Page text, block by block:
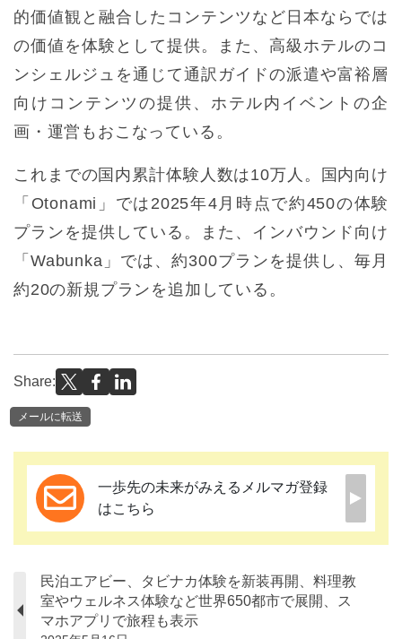
的価値観と融合したコンテンツなど日本ならでは
の価値を体験として提供。また、高級ホテルのコ
ンシェルジュを通じて通訳ガイドの派遣や富裕層
向けコンテンツの提供、ホテル内イベントの企
画・運営もおこなっている。
これまでの国内累計体験人数は10万人。国内向け
「Otonami」では2025年4月時点で約450の体験
プランを提供している。また、インバウンド向け
「Wabunka」では、約300プランを提供し、毎月
約20の新規プランを追加している。
Share:
メールに転送
一歩先の未来がみえるメルマガ登録
はこちら
民泊エアビー、タビナカ体験を新装再開、料理教
室やウェルネス体験など世界650都市で展開、ス
マホアプリで旅程も表示